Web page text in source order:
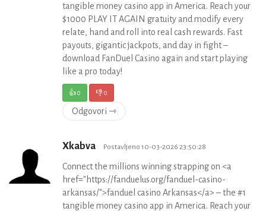
tangible money casino app in America. Reach your
$1000 PLAY IT AGAIN gratuity and modify every
relate, hand and roll into real cash rewards. Fast
payouts, gigantic jackpots, and day in fight –
download FanDuel Casino again and start playing
like a pro today!
👍0 👎0
Odgovori ⇾
Xkabva Postavljeno 10-03-2026 23:50:28
Connect the millions winning strapping on <a
href="https://fanduelus.org/fanduel-casino-
arkansas/">fanduel casino Arkansas</a> – the #1
tangible money casino app in America. Reach your